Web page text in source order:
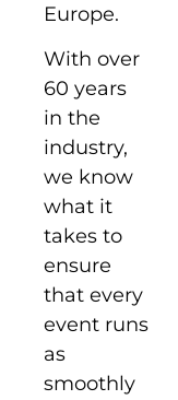
Europe.
With over
60 years
in the
industry,
we know
what it
takes to
ensure
that every
event runs
as
smoothly